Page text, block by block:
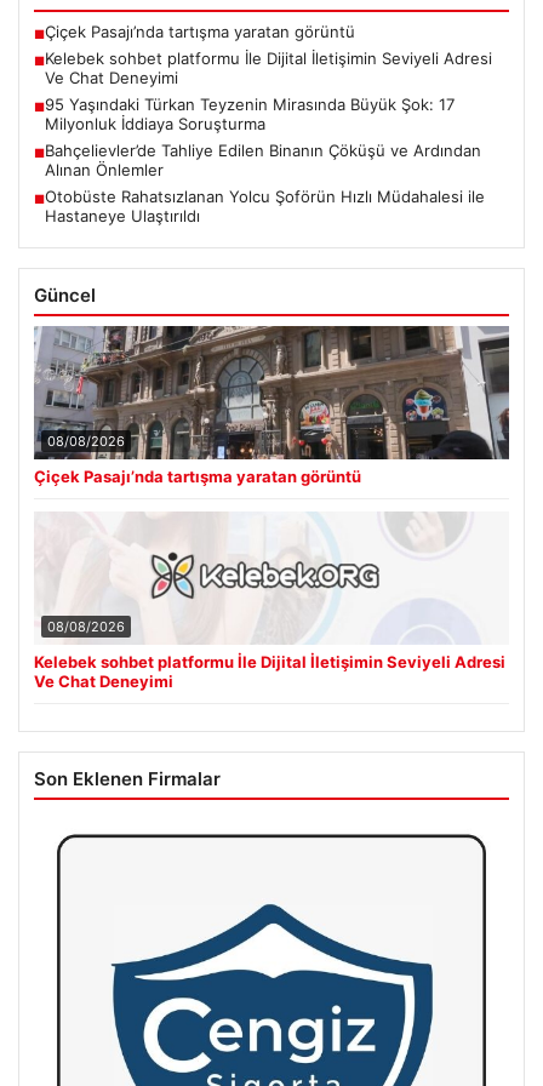
■Çiçek Pasajı’nda tartışma yaratan görüntü
■Kelebek sohbet platformu İle Dijital İletişimin Seviyeli Adresi
Ve Chat Deneyimi
■95 Yaşındaki Türkan Teyzenin Mirasında Büyük Şok: 17
Milyonluk İddiaya Soruşturma
■Bahçelievler’de Tahliye Edilen Binanın Çöküşü ve Ardından
Alınan Önlemler
■Otobüste Rahatsızlanan Yolcu Şoförün Hızlı Müdahalesi ile
Hastaneye Ulaştırıldı
Güncel
08/08/2026
Çiçek Pasajı’nda tartışma yaratan görüntü
08/08/2026
Kelebek sohbet platformu İle Dijital İletişimin Seviyeli Adresi
Ve Chat Deneyimi
Son Eklenen Firmalar